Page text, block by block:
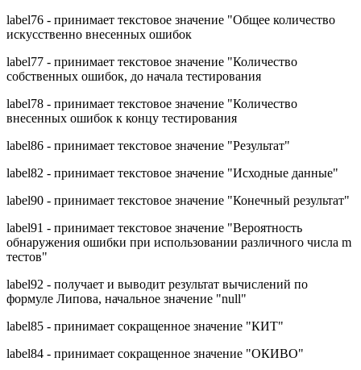
label76 - принимает текстовое значение "Общее количество
искусственно внесенных ошибок
label77 - принимает текстовое значение "Количество
собственных ошибок, до начала тестирования
label78 - принимает текстовое значение "Количество
внесенных ошибок к концу тестирования
label86 - принимает текстовое значение "Результат"
label82 - принимает текстовое значение "Исходные данные"
label90 - принимает текстовое значение "Конечный результат"
label91 - принимает текстовое значение "Вероятность
обнаружения ошибки при использовании различного числа m
тестов"
label92 - получает и выводит результат вычислений по
формуле Липова, начальное значение "null"
label85 - принимает сокращенное значение "КИТ"
label84 - принимает сокращенное значение "ОКИВО"